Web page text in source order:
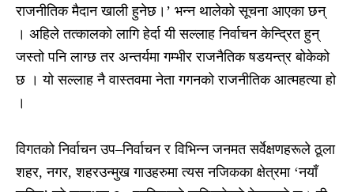
राजनीतिक मैदान खाली हुनेछ।’ भन्न थालेको सूचना आएका छन्
। अहिले तत्कालको लागि हेर्दा यी सल्लाह निर्वाचन केन्द्रित हुन्
जस्तो पनि लाग्छ तर अन्तर्यमा गम्भीर राजनैतिक षडयन्त्र बोकेको
छ । यो सल्लाह नै वास्तवमा नेता गगनको राजनीतिक आत्महत्या हो
।
विगतको निर्वाचन उप–निर्वाचन र विभिन्न जनमत सर्वेक्षणहरूले ठूला
शहर, नगर, शहरउन्मुख गाउहरुमा त्यस नजिकका क्षेत्रमा ‘नयाँ